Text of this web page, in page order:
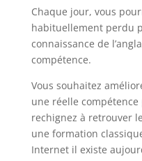
Chaque jour, vous
habituellement perdu
connaissance de
compétence.
Vous souhaitez
une réelle
rechignez à retrouver
une formation
Internet il existe